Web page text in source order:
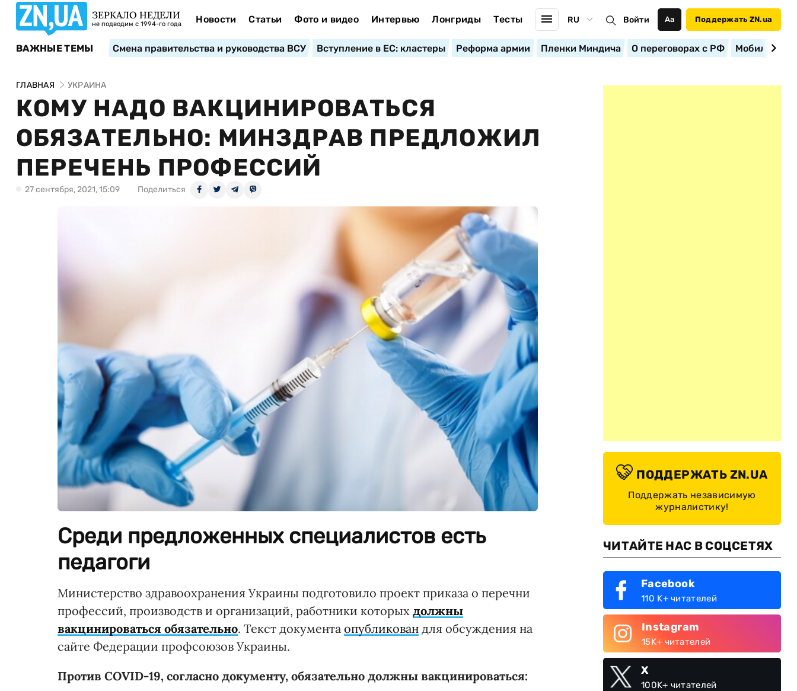
ЗЕРКАЛО НЕДЕЛИ
не подводим с 1994-го года Новости Статьи Фото и видео Интервью Лонгриды Тесты RU Войти Аа Поддержать ZN.ua
ВАЖНЫЕ ТЕМЫ Смена правительства и руководства ВСУ Вступление в ЕС: кластеры Реформа армии Пленки Миндича О переговорах с РФ
ГЛАВНАЯ УКРАИНА
КОМУ НАДО ВАКЦИНИРОВАТЬСЯ
ОБЯЗАТЕЛЬНО: МИНЗДРАВ ПРЕДЛОЖИЛ
ПЕРЕЧЕНЬ ПРОФЕССИЙ
27 сентября, 2021, 15:09 Поделиться
Среди предложенных специалистов есть
педагоги
Министерство здравоохранения Украины подготовило проект приказа о перечни
профессий, производств и организаций, работники которых должны
вакцинироваться обязательно. Текст документа опубликован для обсуждения на
сайте Федерации профсоюзов Украины.
Против COVID-19, согласно документу, обязательно должны вакцинироваться:
ПОДДЕРЖАТЬ ZN.UA
Поддержать независимую
журналистику!
ЧИТАЙТЕ НАС В СОЦСЕТЯХ
Facebook
110 K+ читателей
Instagram
15K+ читателей
X
100K+ читателей